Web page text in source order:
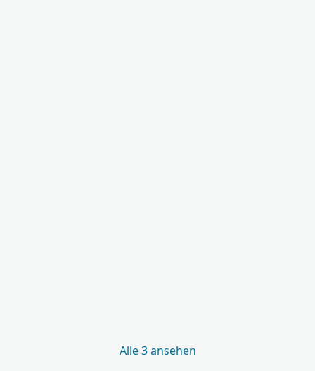
Alle 3 ansehen